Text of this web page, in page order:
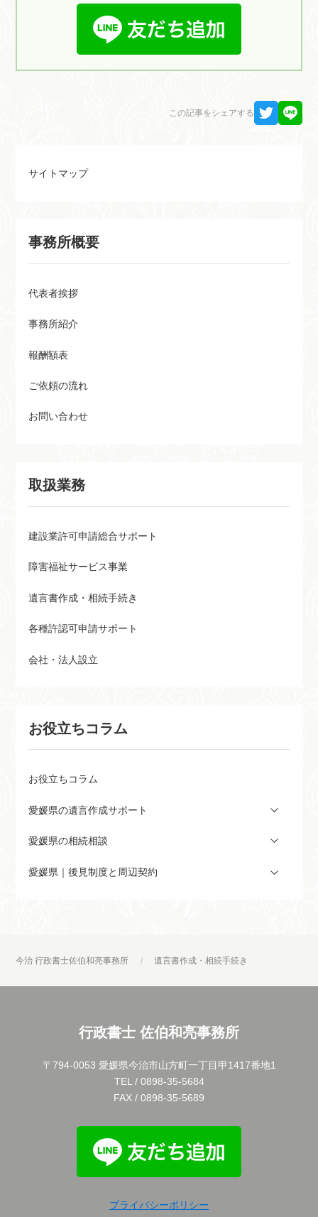
この記事をシェアする
サイトマップ
事務所概要
代表者挨拶
事務所紹介
報酬額表
ご依頼の流れ
お問い合わせ
取扱業務
建設業許可申請総合サポート
障害福祉サービス事業
遺言書作成・相続手続き
各種許認可申請サポート
会社・法人設立
お役立ちコラム
お役立ちコラム
愛媛県の遺言作成サポート
愛媛県の相続相談
愛媛県｜後見制度と周辺契約
今治 行政書士佐伯和亮事務所 遺言書作成・相続手続き
行政書士 佐伯和亮事務所
〒794-0053 愛媛県今治市山方町一丁目甲1417番地1
TEL / 0898-35-5684
FAX / 0898-35-5689
プライバシーポリシー